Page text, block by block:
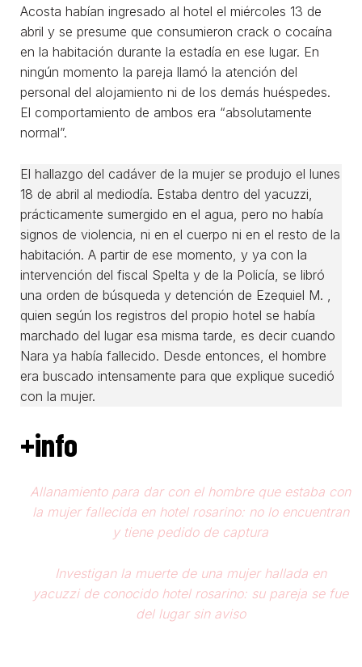
Acosta habían ingresado al hotel el miércoles 13 de
abril y se presume que consumieron crack o cocaína
en la habitación durante la estadía en ese lugar. En
ningún momento la pareja llamó la atención del
personal del alojamiento ni de los demás huéspedes.
El comportamiento de ambos era “absolutamente
normal”.
El hallazgo del cadáver de la mujer se produjo el lunes
18 de abril al mediodía. Estaba dentro del yacuzzi,
prácticamente sumergido en el agua, pero no había
signos de violencia, ni en el cuerpo ni en el resto de la
habitación. A partir de ese momento, y ya con la
intervención del fiscal Spelta y de la Policía, se libró
una orden de búsqueda y detención de Ezequiel M. ,
quien según los registros del propio hotel se había
marchado del lugar esa misma tarde, es decir cuando
Nara ya había fallecido. Desde entonces, el hombre
era buscado intensamente para que explique sucedió
con la mujer.
+info
Allanamiento para dar con el hombre que estaba con
la mujer fallecida en hotel rosarino: no lo encuentran
y tiene pedido de captura
Investigan la muerte de una mujer hallada en
yacuzzi de conocido hotel rosarino: su pareja se fue
del lugar sin aviso